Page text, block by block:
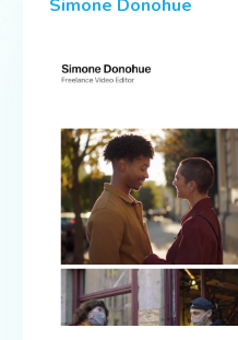
Simone Donohue